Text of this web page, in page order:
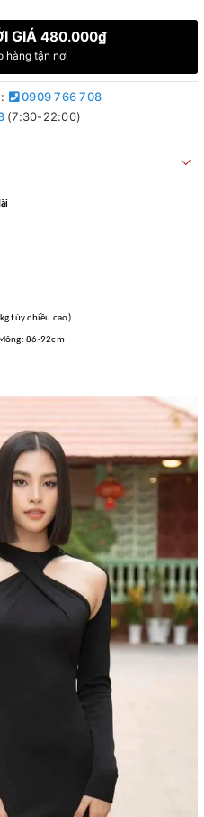
GIÁ 480.000₫
hàng tận nơi
0909 766 708
(7:30-22:00)
tùy chiều cao)
86-92cm